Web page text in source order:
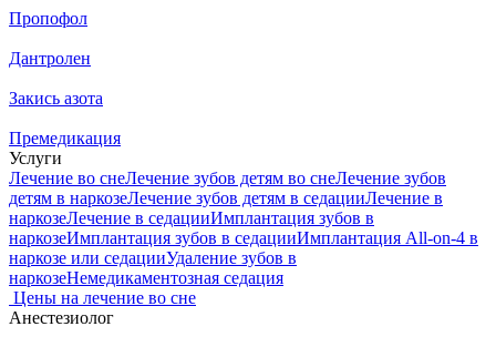
Пропофол
Дантролен
Закись азота
Премедикация
Услуги
Лечение во снеЛечение зубов детям во снеЛечение зубов
детям в наркозеЛечение зубов детям в седацииЛечение в
наркозеЛечение в седацииИмплантация зубов в
наркозеИмплантация зубов в седацииИмплантация All-on-4 в
наркозе или седацииУдаление зубов в
наркозеНемедикаментозная седация
Цены на лечение во сне
Анестезиолог